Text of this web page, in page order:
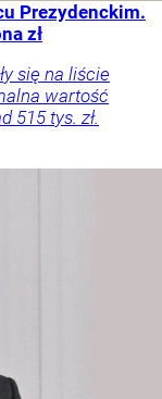
Prezydenckim.
zł
się na liście
wartość
515 tys. zł.